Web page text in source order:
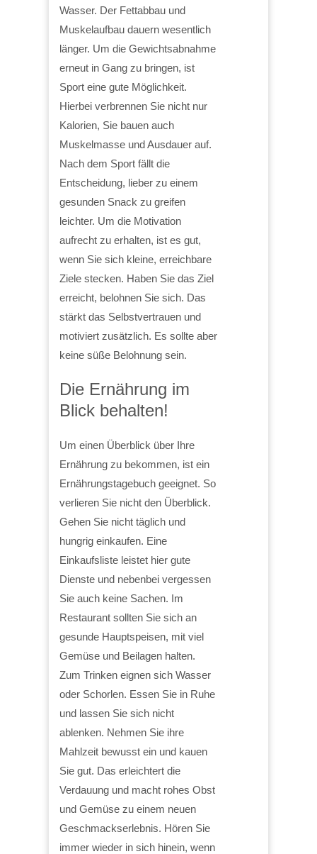
Wasser. Der Fettabbau und
Muskelaufbau dauern wesentlich
länger. Um die Gewichtsabnahme
erneut in Gang zu bringen, ist
Sport eine gute Möglichkeit.
Hierbei verbrennen Sie nicht nur
Kalorien, Sie bauen auch
Muskelmasse und Ausdauer auf.
Nach dem Sport fällt die
Entscheidung, lieber zu einem
gesunden Snack zu greifen
leichter. Um die Motivation
aufrecht zu erhalten, ist es gut,
wenn Sie sich kleine, erreichbare
Ziele stecken. Haben Sie das Ziel
erreicht, belohnen Sie sich. Das
stärkt das Selbstvertrauen und
motiviert zusätzlich. Es sollte aber
keine süße Belohnung sein.
Die Ernährung im
Blick behalten!
Um einen Überblick über Ihre
Ernährung zu bekommen, ist ein
Ernährungstagebuch geeignet. So
verlieren Sie nicht den Überblick.
Gehen Sie nicht täglich und
hungrig einkaufen. Eine
Einkaufsliste leistet hier gute
Dienste und nebenbei vergessen
Sie auch keine Sachen. Im
Restaurant sollten Sie sich an
gesunde Hauptspeisen, mit viel
Gemüse und Beilagen halten.
Zum Trinken eignen sich Wasser
oder Schorlen. Essen Sie in Ruhe
und lassen Sie sich nicht
ablenken. Nehmen Sie ihre
Mahlzeit bewusst ein und kauen
Sie gut. Das erleichtert die
Verdauung und macht rohes Obst
und Gemüse zu einem neuen
Geschmackserlebnis. Hören Sie
immer wieder in sich hinein, wenn